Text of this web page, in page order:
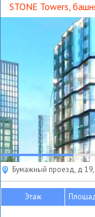
STONE Towers,
Бумажный проезд, д
Этаж